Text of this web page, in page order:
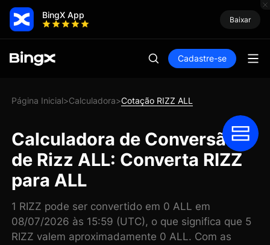
BingX App Baixar
Cadastre-se
Página Inicial>Calculadora>Cotação RIZZ ALL
Calculadora de Conversão
de Rizz ALL: Converta RIZZ
para ALL
1 RIZZ pode ser convertido em 0 ALL em
08/07/2026 às 15:59 (UTC), o que significa que 5
RIZZ valem aproximadamente 0 ALL. Com as